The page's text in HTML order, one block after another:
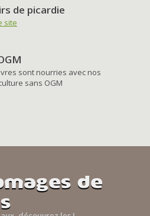
de picardie
site
sont nourries avec nos
sans OGM
de